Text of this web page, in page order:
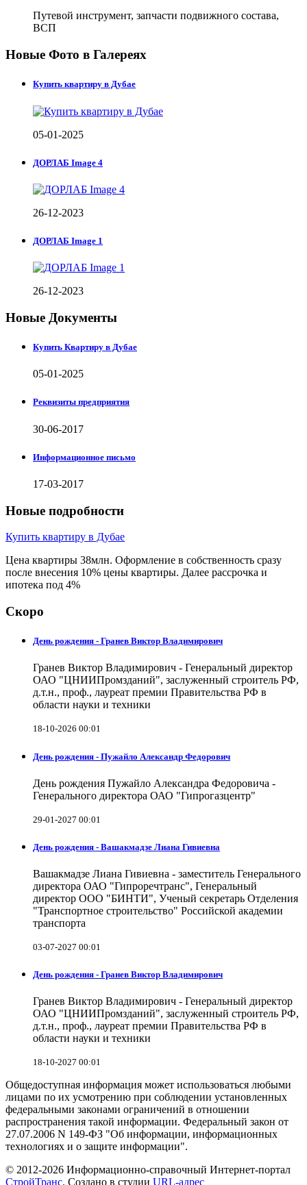
Путевой инструмент, запчасти подвижного состава,
ВСП
Новые Фото в Галереях
Купить квартиру в Дубае
05-01-2025
ДОРЛАБ Image 4
26-12-2023
ДОРЛАБ Image 1
26-12-2023
Новые Документы
Купить Квартиру в Дубае
05-01-2025
Реквизиты предприятия
30-06-2017
Информационное письмо
17-03-2017
Новые подробности
Купить квартиру в Дубае
Цена квартиры 38млн. Оформление в собственность сразу
после внесения 10% цены квартиры. Далее рассрочка и
ипотека под 4%
Скоро
День рождения - Гранев Виктор Владимирович
Гранев Виктор Владимирович - Генеральный директор
ОАО "ЦНИИПромзданий", заслуженный строитель РФ,
д.т.н., проф., лауреат премии Правительства РФ в
области науки и техники
18-10-2026 00:01
День рождения - Пужайло Александр Федорович
День рождения Пужайло Александра Федоровича -
Генерального директора ОАО "Гипрогазцентр"
29-01-2027 00:01
День рождения - Вашакмадзе Лиана Гивиевна
Вашакмадзе Лиана Гивиевна - заместитель Генерального
директора ОАО "Гипроречтранс", Генеральный
директор ООО "БИНТИ", Ученый секретарь Отделения
"Транспортное строительство" Российской академии
транспорта
03-07-2027 00:01
День рождения - Гранев Виктор Владимирович
Гранев Виктор Владимирович - Генеральный директор
ОАО "ЦНИИПромзданий", заслуженный строитель РФ,
д.т.н., проф., лауреат премии Правительства РФ в
области науки и техники
18-10-2027 00:01
Общедоступная информация может использоваться любыми
лицами по их усмотрению при соблюдении установленных
федеральными законами ограничений в отношении
распространения такой информации. Федеральный закон от
27.07.2006 N 149-ФЗ "Об информации, информационных
технологиях и о защите информации".
© 2012-2026 Информационно-справочный Интернет-портал
СтройТранс. Создано в студии URL-адрес